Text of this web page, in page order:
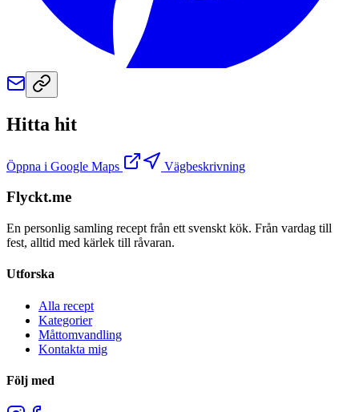
Hitta hit
Öppna i Google Maps Vägbeskrivning
Flyckt.me
En personlig samling recept från ett svenskt kök. Från vardag till
fest, alltid med kärlek till råvaran.
Utforska
Alla recept
Kategorier
Måttomvandling
Kontakta mig
Följ med